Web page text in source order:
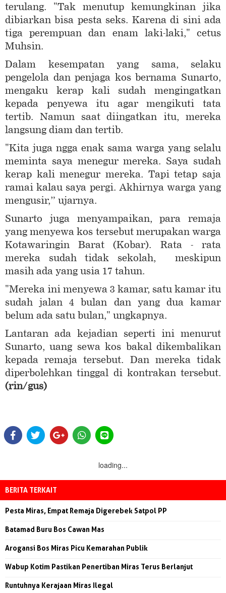
terulang. "Tak menutup kemungkinan jika
dibiarkan bisa pesta seks. Karena di sini ada
tiga perempuan dan enam laki-laki," cetus
Muhsin.
Dalam kesempatan yang sama, selaku
pengelola dan penjaga kos bernama Sunarto,
mengaku kerap kali sudah mengingatkan
kepada penyewa itu agar mengikuti tata
tertib. Namun saat diingatkan itu, mereka
langsung diam dan tertib.
"Kita juga ngga enak sama warga yang selalu
meminta saya menegur mereka. Saya sudah
kerap kali menegur mereka. Tapi tetap saja
ramai kalau saya pergi. Akhirnya warga yang
mengusir,” ujarnya.
Sunarto juga menyampaikan, para remaja
yang menyewa kos tersebut merupakan warga
Kotawaringin Barat (Kobar). Rata - rata
mereka sudah tidak sekolah, meskipun
masih ada yang usia 17 tahun.
"Mereka ini menyewa 3 kamar, satu kamar itu
sudah jalan 4 bulan dan yang dua kamar
belum ada satu bulan," ungkapnya.
Lantaran ada kejadian seperti ini menurut
Sunarto, uang sewa kos bakal dikembalikan
kepada remaja tersebut. Dan mereka tidak
diperbolehkan tinggal di kontrakan tersebut.
(rin/gus)
loading...
BERITA TERKAIT
Pesta Miras, Empat Remaja Digerebek Satpol PP
Batamad Buru Bos Cawan Mas
Arogansi Bos Miras Picu Kemarahan Publik
Wabup Kotim Pastikan Penertiban Miras Terus Berlanjut
Runtuhnya Kerajaan Miras Ilegal